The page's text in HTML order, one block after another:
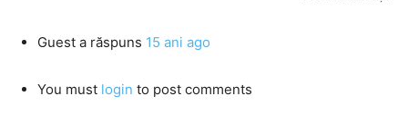
Guest a răspuns 15 ani ago
You must login to post comments